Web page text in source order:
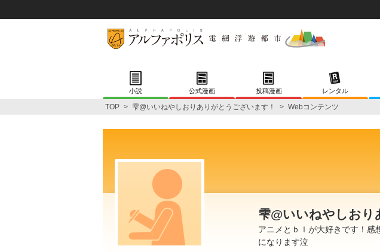
小説 公式漫画 投稿漫画 レンタル
TOP > 雫@いいねやしおりありがとうございます！ > Webコンテンツ
雫@いいねやしおり
アニメとｂｌが大好きです！感
になります泣